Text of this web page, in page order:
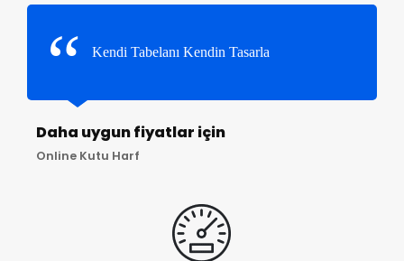
Kendi Tabelanı Kendin Tasarla
Daha uygun fiyatlar için
Online Kutu Harf